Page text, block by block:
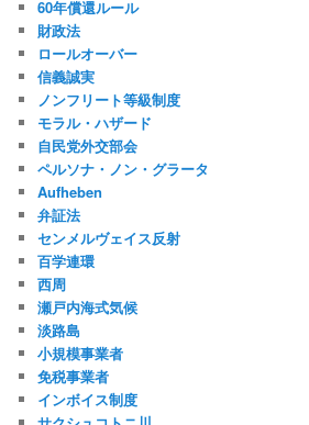
60年償還ルール
財政法
ロールオーバー
信義誠実
ノンフリート等級制度
モラル・ハザード
自民党外交部会
ペルソナ・ノン・グラータ
Aufheben
弁証法
センメルヴェイス反射
百学連環
西周
瀬戸内海式気候
淡路島
小規模事業者
免税事業者
インボイス制度